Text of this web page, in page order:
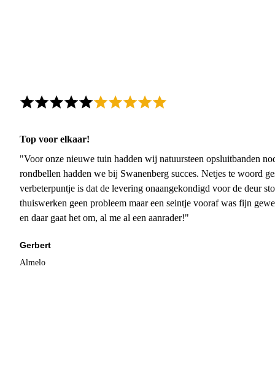
Top voor elkaar!
"Voor onze nieuwe tuin hadden wij natuursteen opsluitbanden
rondbellen hadden we bij Swanenberg succes. Netjes te woord
verbeterpuntje is dat de levering onaangekondigd voor de deur
thuiswerken geen probleem maar een seintje vooraf was fijn
en daar gaat het om, al me al een aanrader!"
Gerbert
Almelo